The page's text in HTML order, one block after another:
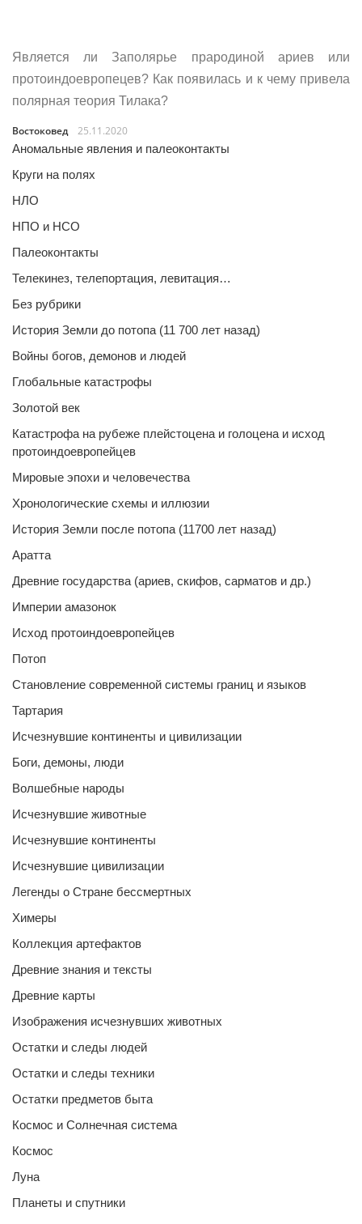
Является ли Заполярье прародиной ариев или
протоиндоевропецев? Как появилась и к чему привела
полярная теория Тилака?
Востоковед
25.11.2020
Аномальные явления и палеоконтакты
Круги на полях
НЛО
НПО и НСО
Палеоконтакты
Телекинез, телепортация, левитация…
Без рубрики
История Земли до потопа (11 700 лет назад)
Войны богов, демонов и людей
Глобальные катастрофы
Золотой век
Катастрофа на рубеже плейстоцена и голоцена и исход
протоиндоевропейцев
Мировые эпохи и человечества
Хронологические схемы и иллюзии
История Земли после потопа (11700 лет назад)
Аратта
Древние государства (ариев, скифов, сарматов и др.)
Империи амазонок
Исход протоиндоевропейцев
Потоп
Становление современной системы границ и языков
Тартария
Исчезнувшие континенты и цивилизации
Боги, демоны, люди
Волшебные народы
Исчезнувшие животные
Исчезнувшие континенты
Исчезнувшие цивилизации
Легенды о Стране бессмертных
Химеры
Коллекция артефактов
Древние знания и тексты
Древние карты
Изображения исчезнувших животных
Остатки и следы людей
Остатки и следы техники
Остатки предметов быта
Космос и Солнечная система
Космос
Луна
Планеты и спутники